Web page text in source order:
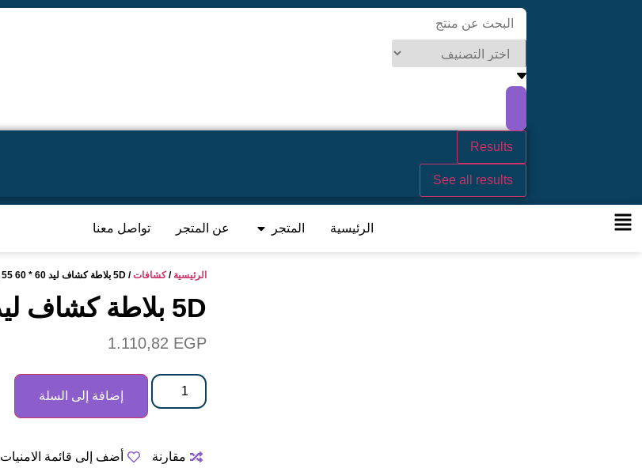
Results
See all results
الرئيسية المتجر عن المتجر تواصل معنا
الرئيسية /كشافات/ 5D بلاطة كشاف ليد 60 * 60 55 واط
5D بلاطة كشاف ليد 60 * 60 55 واط
1.110,82 EGP
إضافة إلى السلة
مقارنة أضف إلى قائمة الامنيات